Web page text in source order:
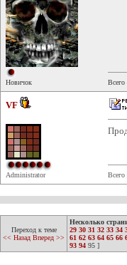
Новичок Всего
VF
Administrator Всего
Переход к теме
<< Назад Вперед >>
Несколько
29 30 31 32 33 34
61 62 63 64 65 66
93 94 95 ]